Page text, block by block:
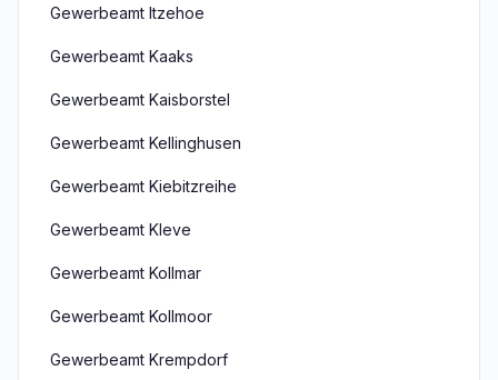
Gewerbeamt Itzehoe
Gewerbeamt Kaaks
Gewerbeamt Kaisborstel
Gewerbeamt Kellinghusen
Gewerbeamt Kiebitzreihe
Gewerbeamt Kleve
Gewerbeamt Kollmar
Gewerbeamt Kollmoor
Gewerbeamt Krempdorf